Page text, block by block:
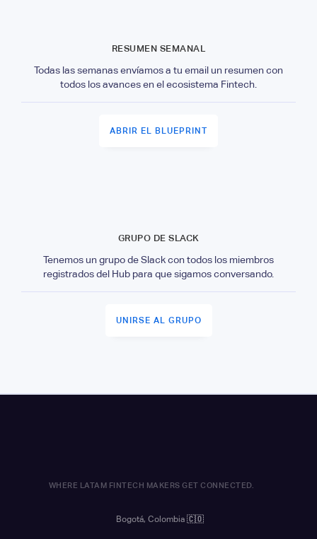
RESUMEN SEMANAL
Todas las semanas envíamos a tu email un resumen con
todos los avances en el ecosistema Fintech.
ABRIR EL BLUEPRINT
GRUPO DE SLACK
Tenemos un grupo de Slack con todos los miembros
registrados del Hub para que sigamos conversando.
UNIRSE AL GRUPO
WHERE LATAM FINTECH MAKERS GET CONNECTED.
Bogotá, Colombia 🇨🇴